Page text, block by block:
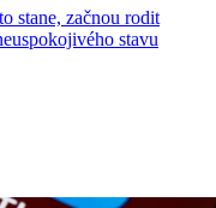
stane, začnou rodit
stavu